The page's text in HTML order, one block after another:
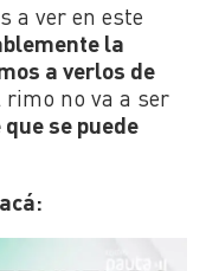
a ver en este
la
a verlos de
rimo no va a ser
se puede